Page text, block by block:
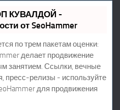
КУВАЛДОЙ -
от SeoHammer
по трем пакетам оценки:
делает продвижение
занятием. Ссылки, вечные
пресс-релизы - используйте
для продвижения